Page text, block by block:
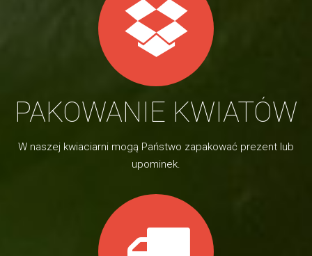
PAKOWANIE KWIATÓW
W naszej kwiaciarni mogą Państwo zapakować prezent lub
upominek.